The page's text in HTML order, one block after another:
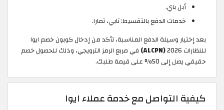
أبل باي.
خدمات الدفع بالتقسيط: تابي، تمارا.
بعد إختيار وسيلة الدفع المناسبة، تأكد من إدخال كوبون خصم ايوا
للنظارات 2026
(ALCPN)
في مربع الرمز الترويجي، وذلك للحصول خصم
حقيقي يصل إلى 50% على قيمة طلبك.
كيفية التواصل مع خدمة عملاء ايوا